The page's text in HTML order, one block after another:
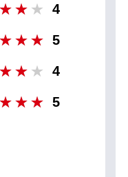
4
5
4
5